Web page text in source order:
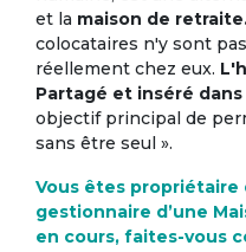
et la maison de
colocataires n'y sont
réellement chez eux.
Partagé et inséré dans
objectif principal de
sans être seul ».
Vous êtes
gestionnaire d’une
en cours, faites-vous